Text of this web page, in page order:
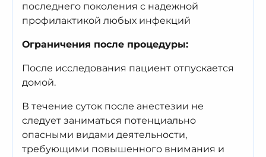
последнего поколения с надежной
профилактикой любых инфекций
Ограничения после процедуры:
После исследования пациент отпускается
домой.
В течение суток после анестезии не
следует заниматься потенциально
опасными видами деятельности,
требующими повышенного внимания и